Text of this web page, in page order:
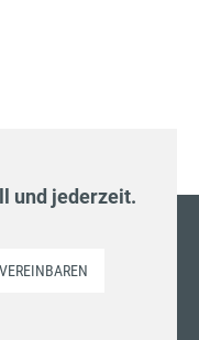
und jederzeit.
VEREINBAREN